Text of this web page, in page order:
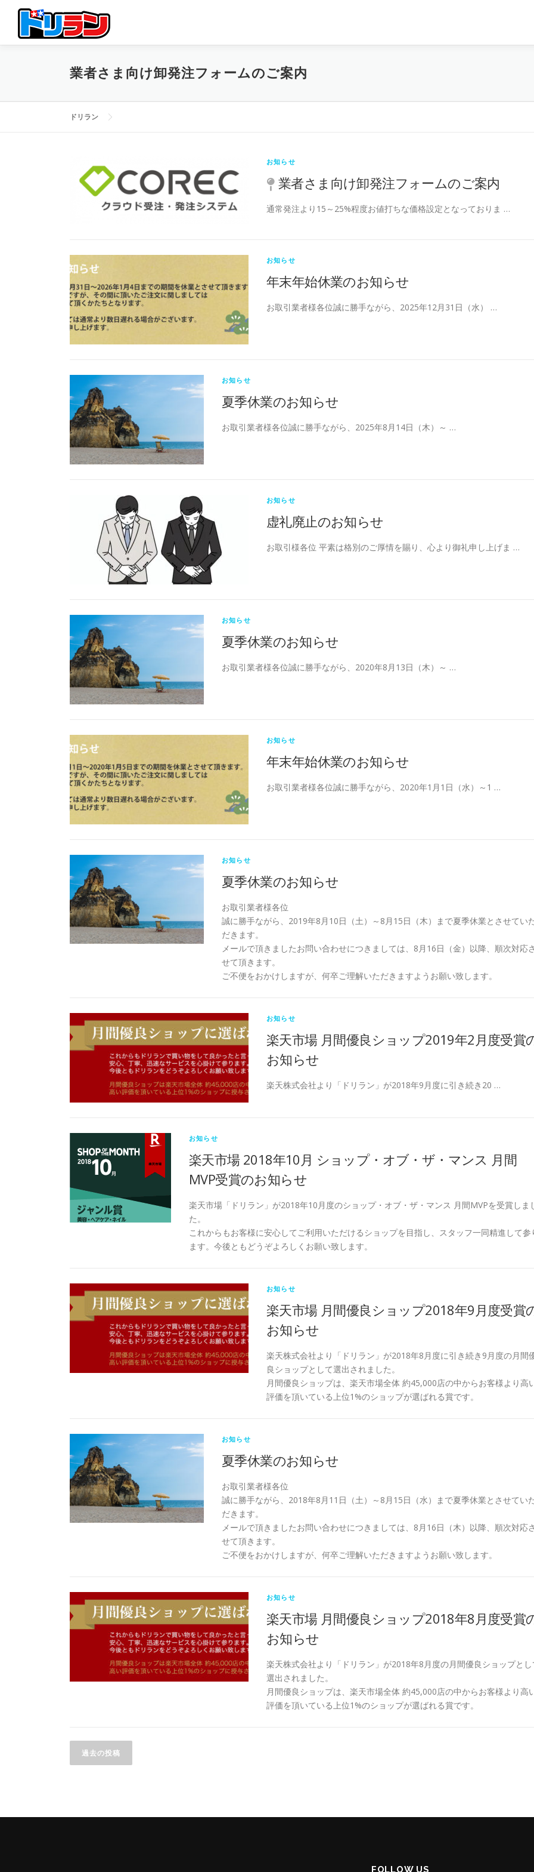
ン
業者さま向け卸発注フォームのご案内
ドリラン
お知らせ
業者さま向け卸発注フォームのご案内
通常発注より15～25%程度お値打ちな価格設定となっておりま …
お知らせ
年末年始休業のお知らせ
お取引業者様各位誠に勝手ながら、2025年12月31日（水） …
お知らせ
夏季休業のお知らせ
お取引業者様各位誠に勝手ながら、2025年8月14日（木）～ …
お知らせ
虚礼廃止のお知らせ
お取引様各位 平素は格別のご厚情を賜り、心より御礼申し上げま …
お知らせ
夏季休業のお知らせ
お取引業者様各位誠に勝手ながら、2020年8月13日（木）～ …
お知らせ
年末年始休業のお知らせ
お取引業者様各位誠に勝手ながら、2020年1月1日（水）～1 …
お知らせ
夏季休業のお知らせ
お取引業者様各位
誠に勝手ながら、2019年8月10日（土）～8月15日（木）まで夏季休業とさせてい
だきます。
メールで頂きましたお問い合わせにつきましては、8月16日（金）以降、順次対応さ
せて頂きます。
ご不便をおかけしますが、何卒ご理解いただきますようお願い致します。
お知らせ
楽天市場 月間優良ショップ2019年2月度受賞
お知らせ
楽天株式会社より「ドリラン」が2018年9月度に引き続き20 …
お知らせ
楽天市場 2018年10月 ショップ・オブ・ザ・マンス 月間
MVP受賞のお知らせ
楽天市場「ドリラン」が2018年10月度のショップ・オブ・ザ・マンス 月間MVPを受賞しま
た。
これからもお客様に安心してご利用いただけるショップを目指し、スタッフ一同精進して参
ます。今後ともどうぞよろしくお願い致します。
お知らせ
楽天市場 月間優良ショップ2018年9月度受賞
お知らせ
楽天株式会社より「ドリラン」が2018年8月度に引き続き9月度の月間
良ショップとして選出されました。
月間優良ショップは、楽天市場全体 約45,000店の中からお客様より高
評価を頂いている上位1%のショップが選ばれる賞です。
お知らせ
夏季休業のお知らせ
お取引業者様各位
誠に勝手ながら、2018年8月11日（土）～8月15日（水）まで夏季休業とさせてい
だきます。
メールで頂きましたお問い合わせにつきましては、8月16日（木）以降、順次対応さ
せて頂きます。
ご不便をおかけしますが、何卒ご理解いただきますようお願い致します。
お知らせ
楽天市場 月間優良ショップ2018年8月度受賞
お知らせ
楽天株式会社より「ドリラン」が2018年8月度の月間優良ショップとし
選出されました。
月間優良ショップは、楽天市場全体 約45,000店の中からお客様より高
評価を頂いている上位1%のショップが選ばれる賞です。
投
稿過去の投稿
FOLLOW US